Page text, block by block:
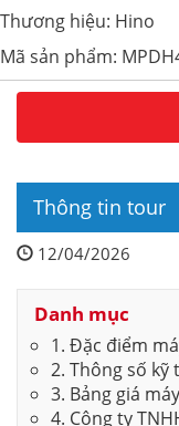
Thương hiệu: Hino
Mã sản phẩm:
Thông tin tour
12/04/2026
Danh mục
1. Đặc điểm
2. Thông số kỹ
3. Bảng giá
4. Công ty